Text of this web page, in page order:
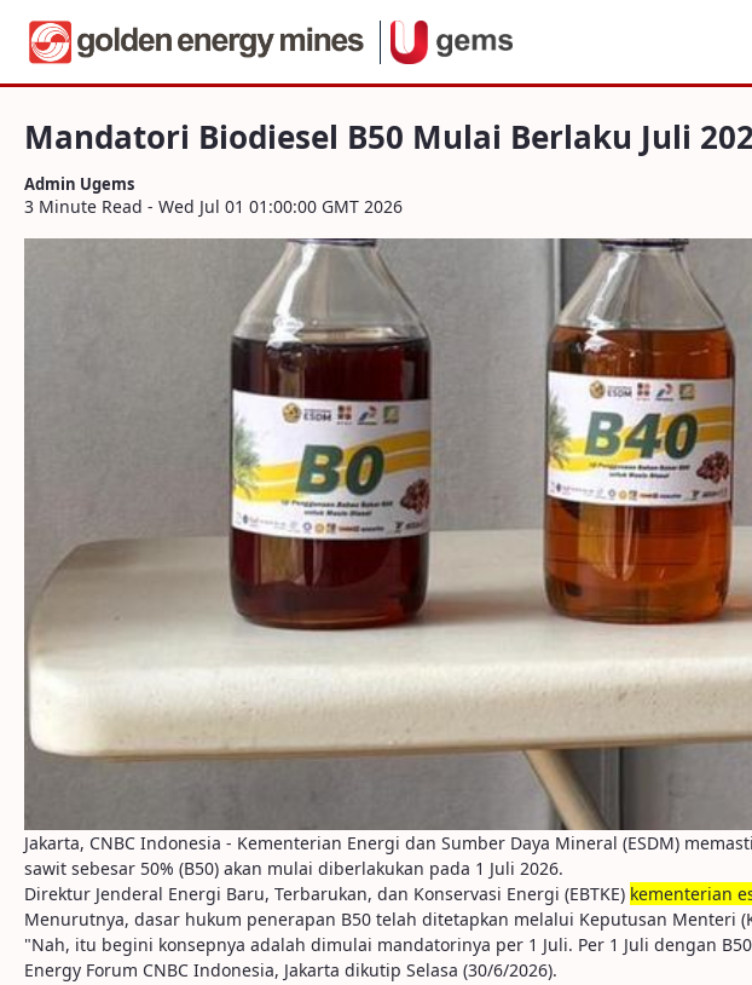
Navigation
Skip to Content
Mandatori Biodiesel B50 Mulai Berlaku Juli 2026, Ada
Mandatori Biodiesel B50 Mulai Berlaku Juli
Admin Ugems
3 Minute Read - Wed Jul 01 01:00:00 GMT 2026
Jakarta, CNBC Indonesia - Kementerian Energi dan Sumber Daya Mineral (ESDM)
sawit sebesar 50% (B50) akan mulai diberlakukan pada 1 Juli 2026.
Direktur Jenderal Energi Baru, Terbarukan, dan Konservasi Energi (EBTKE) kementerian
Menurutnya, dasar hukum penerapan B50 telah ditetapkan melalui Keputusan Menteri
"Nah, itu begini konsepnya adalah dimulai mandatorinya per 1 Juli. Per 1 Juli dengan
Energy Forum CNBC Indonesia, Jakarta dikutip Selasa (30/6/2026).